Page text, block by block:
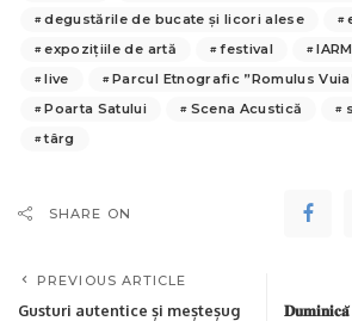
degustările de bucate și licori alese
expozițiile de artă
festival
live
Parcul Etnografic ”Romulus
Poarta Satului
Scena Acustică
târg
SHARE ON
PREVIOUS ARTICLE
Gusturi autentice și meșteșug